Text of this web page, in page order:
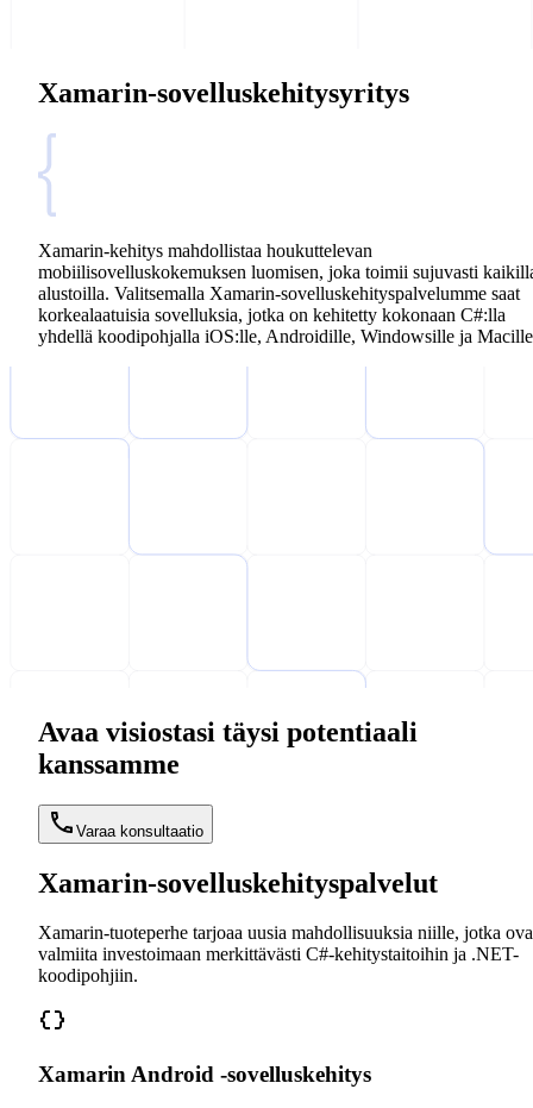
Xamarin-sovelluskehitysyritys
Xamarin-kehitys mahdollistaa houkuttelevan
mobiilisovelluskokemuksen luomisen, joka toimii sujuvasti
alustoilla. Valitsemalla Xamarin-sovelluskehityspalvelumme saat
korkealaatuisia sovelluksia, jotka on kehitetty kokonaan C#:lla
yhdellä koodipohjalla iOS:lle, Androidille, Windowsille ja
Avaa visiostasi täysi potentiaali
kanssamme
Varaa konsultaatio
Xamarin-sovelluskehityspalvelut
Xamarin-tuoteperhe tarjoaa uusia mahdollisuuksia niille, jotka
valmiita investoimaan merkittävästi C#-kehitystaitoihin ja .NET-
koodipohjiin.
Xamarin Android -sovelluskehitys